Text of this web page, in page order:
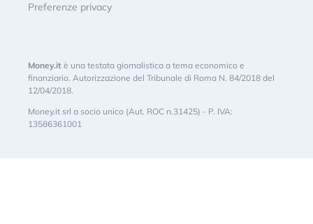
Preferenze privacy
Money.it è una testata giornalistica a tema economico e
finanziario. Autorizzazione del Tribunale di Roma N. 84/2018 del
12/04/2018.
Money.it srl a socio unico (Aut. ROC n.31425) - P. IVA:
13586361001